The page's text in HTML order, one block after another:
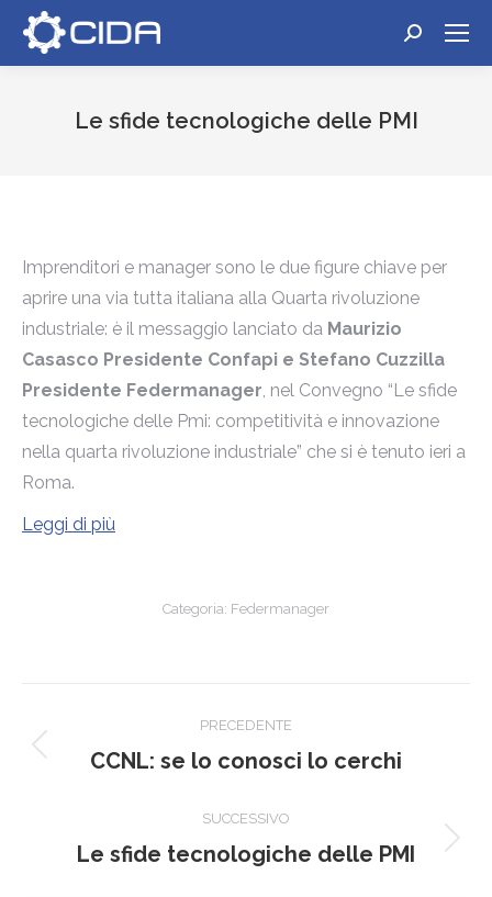
Cerca:
Le sfide tecnologiche delle PMI
Imprenditori e manager sono le due figure chiave per
aprire una via tutta italiana alla Quarta rivoluzione
industriale: è il messaggio lanciato da Maurizio
Casasco Presidente Confapi e Stefano Cuzzilla
Presidente Federmanager, nel Convegno “Le sfide
tecnologiche delle Pmi: competitività e innovazione
nella quarta rivoluzione industriale” che si è tenuto ieri a
Roma.
Leggi di più
Categoria: Federmanager
tra
post
PRECEDENTE
Post
CCNL: se lo conosci lo cerchi
SUCCESSIVO
Prossimo
Le sfide tecnologiche delle PMI